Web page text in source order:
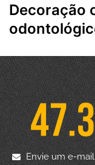
Decoração
Envie um e-mail